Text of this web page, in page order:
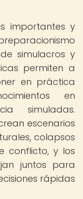
importantes y
simulacros y
permiten a
en práctica
en
simuladas.
escenarios
colapsos
conflicto, y los
juntos para
rápidas